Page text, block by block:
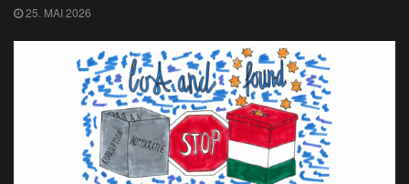
25. MAI 2026